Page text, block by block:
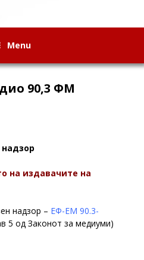
Menu
90,3 ФМ
на издавачите на
надзор – ЕФ-ЕМ 90.3-
5 од Законот за медиуми)